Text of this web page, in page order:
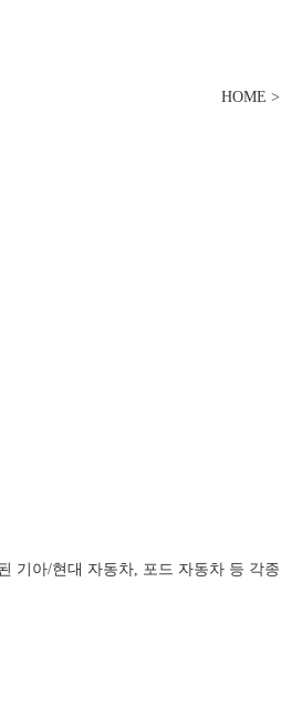
HOME
기아/현대 자동차, 포드 자동차 등 각